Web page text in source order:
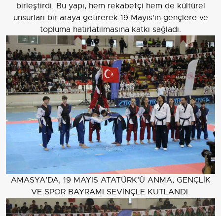
birleştirdi. Bu yapı, hem rekabetçi hem de kültürel
unsurları bir araya getirerek 19 Mayıs'ın gençlere ve
topluma hatırlatılmasına katkı sağladı.
AMASYA’DA, 19 MAYIS ATATÜRK’Ü ANMA, GENÇLİK
VE SPOR BAYRAMI SEVİNÇLE KUTLANDI.